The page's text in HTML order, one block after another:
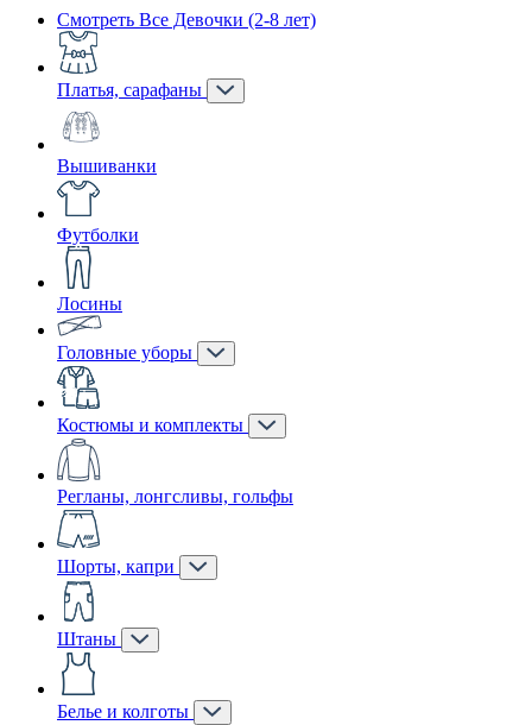
Смотреть Все Девочки (2-8 лет)
Платья, сарафаны
Вышиванки
Футболки
Лосины
Головные уборы
Костюмы и комплекты
Регланы, лонгсливы, гольфы
Шорты, капри
Штаны
Белье и колготы